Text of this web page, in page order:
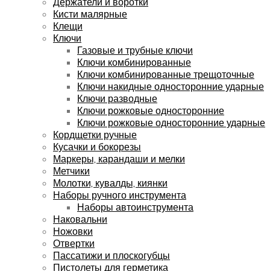
Кисти малярные
Клещи
Ключи
Газовые и трубные ключи
Ключи комбинированные
Ключи комбинированные трещоточные
Ключи накидные односторонние ударные
Ключи разводные
Ключи рожковые односторонние
Ключи рожковые односторонние ударные
Кордщетки ручные
Кусачки и бокорезы
Маркеры, карандаши и мелки
Метчики
Молотки, кувалды, киянки
Наборы ручного инструмента
Наборы автоинструмента
Наковальни
Ножовки
Отвертки
Пассатижи и плоскогубцы
Пистолеты для герметика